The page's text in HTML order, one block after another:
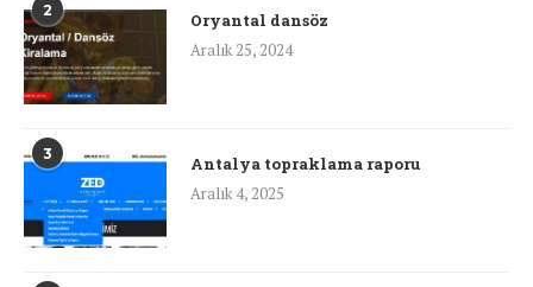
2
Oryantal dansöz
Aralık 25, 2024
3
Antalya topraklama raporu
Aralık 4, 2025